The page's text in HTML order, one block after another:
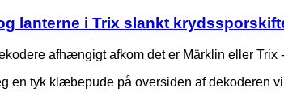
lanterne i Trix slankt
afhængigt afkom det er Märklin eller
en tyk klæbepude på oversiden af dekoderen